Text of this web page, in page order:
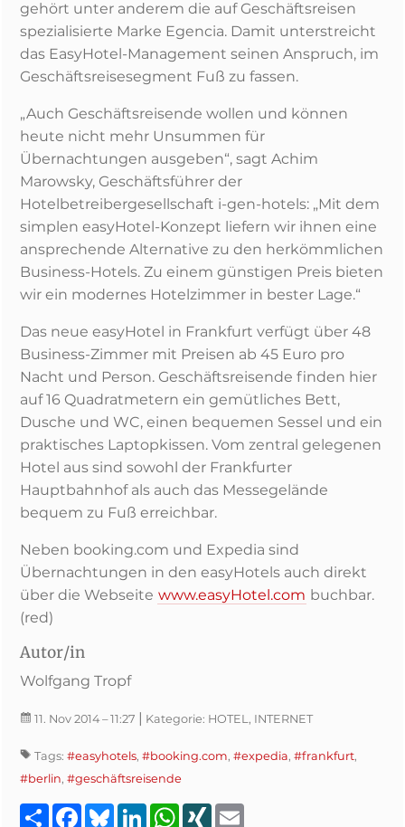
gehört unter anderem die auf Geschäftsreisen
spezialisierte Marke Egencia. Damit unterstreicht
das EasyHotel-Management seinen Anspruch, im
Geschäftsreisesegment Fuß zu fassen.
„Auch Geschäftsreisende wollen und können
heute nicht mehr Unsummen für
Übernachtungen ausgeben“, sagt Achim
Marowsky, Geschäftsführer der
Hotelbetreibergesellschaft i-gen-hotels: „Mit dem
simplen easyHotel-Konzept liefern wir ihnen eine
ansprechende Alternative zu den herkömmlichen
Business-Hotels. Zu einem günstigen Preis bieten
wir ein modernes Hotelzimmer in bester Lage.“
Das neue easyHotel in Frankfurt verfügt über 48
Business-Zimmer mit Preisen ab 45 Euro pro
Nacht und Person. Geschäftsreisende finden hier
auf 16 Quadratmetern ein gemütliches Bett,
Dusche und WC, einen bequemen Sessel und ein
praktisches Laptopkissen. Vom zentral gelegenen
Hotel aus sind sowohl der Frankfurter
Hauptbahnhof als auch das Messegelände
bequem zu Fuß erreichbar.
Neben booking.com und Expedia sind
Übernachtungen in den easyHotels auch direkt
über die Webseite www.easyHotel.com buchbar.
(red)
Autor/in
Wolfgang Tropf
11. Nov 2014– 11:27 | Kategorie: HOTEL, INTERNET
Tags: #easyhotels, #booking.com, #expedia, #frankfurt,
#berlin, #geschäftsreisende
TeilenFacebook
BlueskyLinkedInWhatsApp
XING